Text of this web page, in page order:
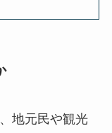
地元民や観光